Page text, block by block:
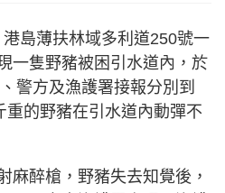
島薄扶林域多利道250號一
一隻野豬被困引水道內，於
警方及漁護署接報分別到
的野豬在引水道內動彈不
麻醉槍，野豬失去知覺後，